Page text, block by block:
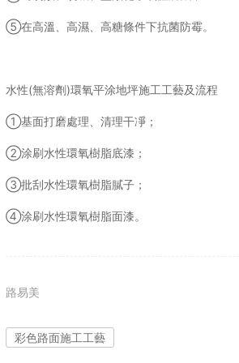
⑤在高溫、高濕、高糖條件下抗菌防霉。
水性(無溶劑)環氧平涂地坪施工工藝及流程
①基面打磨處理、清理干凈；
②涂刷水性環氧樹脂底漆；
③批刮水性環氧樹脂膩子；
④涂刷水性環氧樹脂面漆。
路易美
彩色路面施工工藝